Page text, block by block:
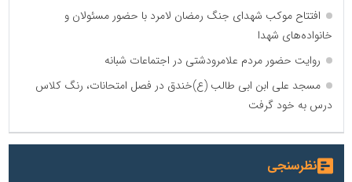
افتتاح موکب شهدای جنگ رمضان لامرد با حضور مسئولان و
خانواده‌های شهدا
روایت حضور مردم علامرودشتی در اجتماعات شبانه
مسجد علی ابن ابی طالب (ع)خندق در فصل امتحانات، رنگ کلاس
درس به خود گرفت
نظرسنجی